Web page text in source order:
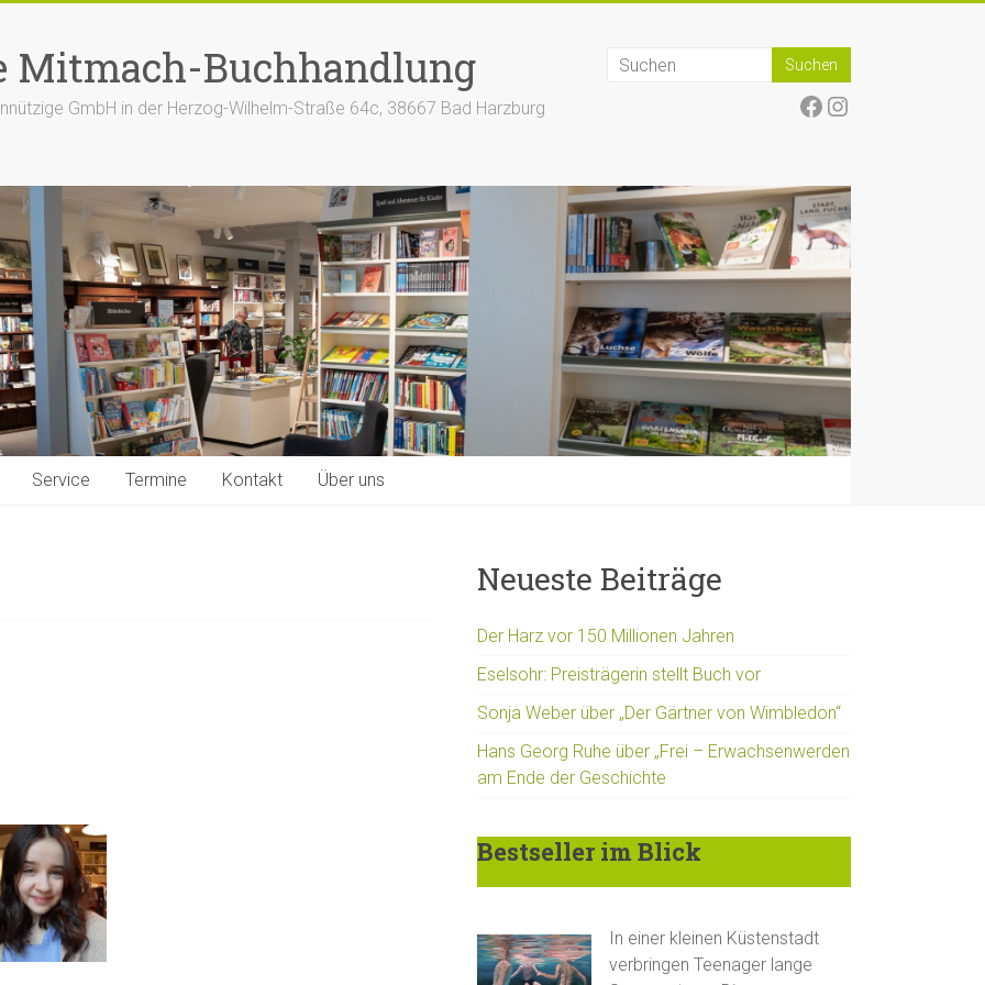
Mitmach-Buchhandlung
GmbH in der Herzog-Wilhelm-Straße 64c, 38667 Bad Harzburg Facebook
Instagram
Service Termine Kontakt Über uns
Neueste Beiträge
Der Harz vor 150 Millionen Jahren
Eselsohr: Preisträgerin stellt Buch vor
Sonja Weber über „Der Gärtner von Wimbledon“
Hans Georg Ruhe über „Frei – Erwachsenwerden
am Ende der Geschichte
Bestseller im Blick
In einer kleinen Küstenstadt
verbringen Teenager lange